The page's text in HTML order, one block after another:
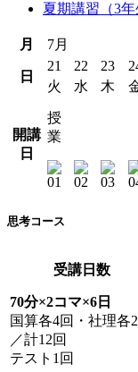
夏期講習（3
月 7月
日
21 22 23
火
水 木
開講
日
授
業
思考コース
受講日数
70分×2コマ×6日
国算各4回・社理各
／計12回
テスト1回